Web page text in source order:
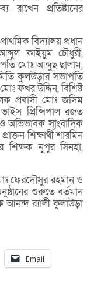
রাখেন প্রতিষ্টানের
বিদ্যালয় প্রধান
কাইয়ুম চৌধুরী,
মোঃ আব্দুছ ছালাম,
কুলউড়ার সভাপতি
ফখর উদ্দিন, বিশিষ্ট
প্রবাসী মোঃ জসিম
প্রিন্সিপাল রজত
ও অভিভাবক সাংবাদিক
শিক্ষার্থী শারমিন
শিক্ষক নুপুর সিনহা,
ফেরদৌসুর রহমান ও
শুরুতে বর্তমান
আনন্দ র‌্যালী কুলাউড়া
Email